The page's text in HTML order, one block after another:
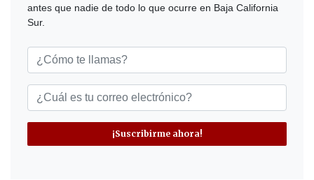
antes que nadie de todo lo que ocurre en Baja California
Sur.
¡Suscribirme ahora!